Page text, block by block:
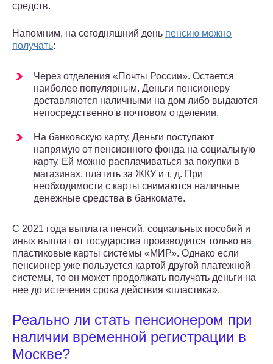
средств.
Напомним, на сегодняшний день пенсию можно
получать:
Через отделения «Почты России». Остается
наиболее популярным. Деньги пенсионеру
доставляются наличными на дом либо выдаются
непосредственно в почтовом отделении.
На банковскую карту. Деньги поступают
напрямую от пенсионного фонда на социальную
карту. Ей можно расплачиваться за покупки в
магазинах, платить за ЖКУ и т. д. При
необходимости с карты снимаются наличные
денежные средства в банкомате.
С 2021 года выплата пенсий, социальных пособий и
иных выплат от государства производится только на
пластиковые карты системы «МИР». Однако если
пенсионер уже пользуется картой другой платежной
системы, то он может продолжать получать деньги на
нее до истечения срока действия «пластика».
Реально ли стать пенсионером при
наличии временной регистрации в
Москве?